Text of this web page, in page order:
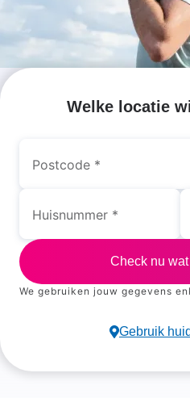
Hoe
is de
bij
Welke locatie
Postcode
Huisnummer
Check nu
We gebruiken jouw gegevens
Gebruik